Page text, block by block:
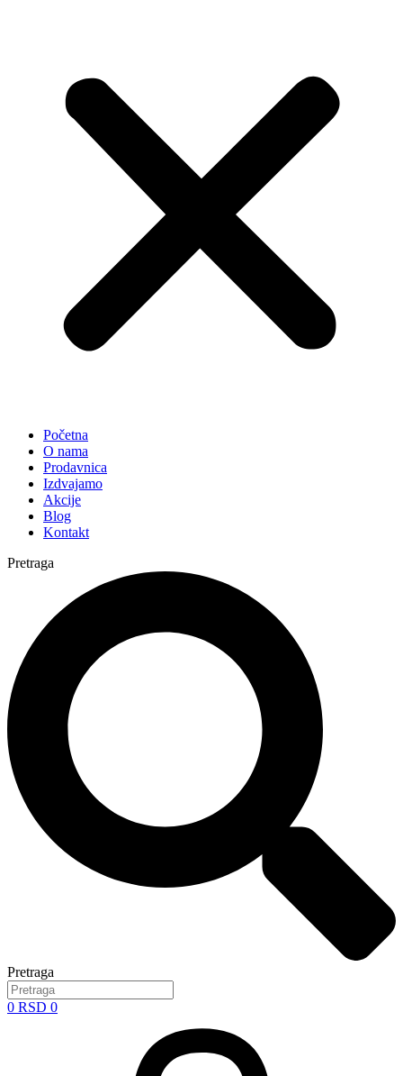
Početna
O nama
Prodavnica
Izdvajamo
Akcije
Blog
Kontakt
Pretraga
Pretraga
0 RSD 0